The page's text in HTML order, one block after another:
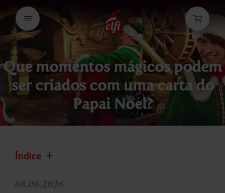
Avançar
conteúdos
Menu Cesta
Que momentos mágicos podem
ser criados com uma carta do
Papai Noel?
Índice
08.06.2026